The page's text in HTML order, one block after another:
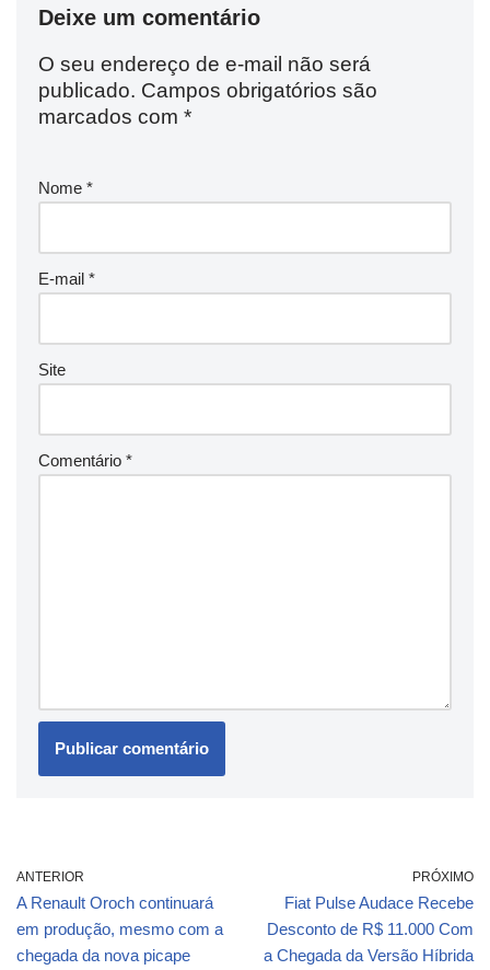
Deixe um comentário
O seu endereço de e-mail não será
publicado. Campos obrigatórios são
marcados com *
Nome *
E-mail *
Site
Comentário *
ANTERIOR
A Renault Oroch continuará
em produção, mesmo com a
chegada da nova picape
PRÓXIMO
Fiat Pulse Audace Recebe
Desconto de R$ 11.000 Com
a Chegada da Versão Híbrida